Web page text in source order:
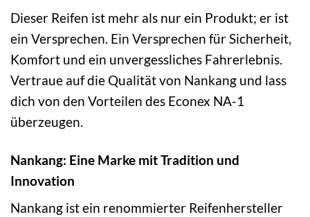
Dieser Reifen ist mehr als nur ein Produkt; er ist
ein Versprechen. Ein Versprechen für Sicherheit,
Komfort und ein unvergessliches Fahrerlebnis.
Vertraue auf die Qualität von Nankang und lass
dich von den Vorteilen des Econex NA-1
überzeugen.
Nankang: Eine Marke mit Tradition und
Innovation
Nankang ist ein renommierter Reifenhersteller